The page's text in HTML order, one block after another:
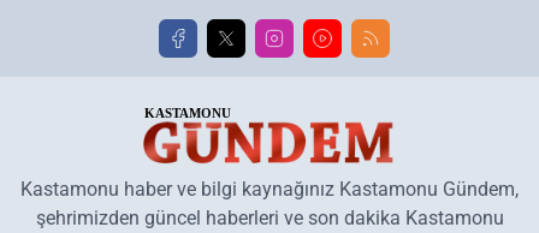
Kastamonu haber ve bilgi kaynağınız Kastamonu Gündem,
şehrimizden güncel haberleri ve son dakika Kastamonu